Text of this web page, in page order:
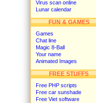
Virus scan online
Lunar calendar
FUN & GAMES
Games
Chat line
Magic 8-Ball
Your name
Animated Images
FREE STUFFS
Free PHP scripts
Free car sunshade
Free Viet software